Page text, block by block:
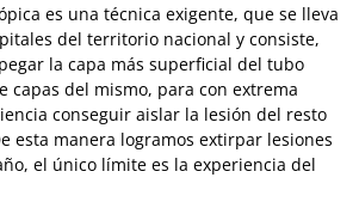
es una técnica exigente, que se lleva
del territorio nacional y consiste,
la capa más superficial del tubo
capas del mismo, para con extrema
conseguir aislar la lesión del resto
esta manera logramos extirpar lesiones
el único límite es la experiencia del